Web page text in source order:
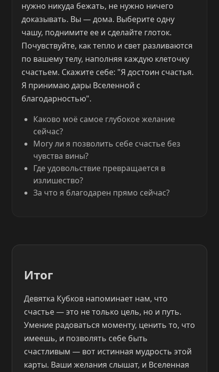
нужно никуда бежать, не нужно ничего
доказывать. Вы — дома. Выберите одну
чашу, поднимите ее и сделайте глоток.
Почувствуйте, как тепло и свет разливаются
по вашему телу, наполняя каждую клеточку
счастьем. Скажите себе: "Я достоин счастья.
Я принимаю дары Вселенной с
благодарностью".
Каково моё самое глубокое желание
сейчас?
Могу ли я позволить себе счастье без
чувства вины?
Где удовольствие превращается в
излишество?
За что я благодарен прямо сейчас?
Итог
Девятка Кубков напоминает нам, что
счастье — это не только цель, но и путь.
Умение радоваться моменту, ценить то, что
имеешь, и позволять себе быть
счастливым — вот истинная мудрость этой
карты. Ваши желания слышат, и Вселенная